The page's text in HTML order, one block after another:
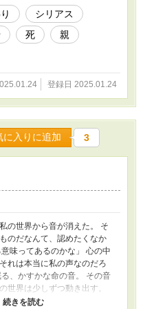
シリアス
死
親
登録日 2025.01.24
に入りに追加 3
の世界から音が消えた。 そ
のだなんて、認めたくなか
味ってあるのかな」 心の中
れは本当に私の声なのだろ
、かすかな命の音。 その音
世界は少しずつ動き出す。
ない世界で足掻く少女の再